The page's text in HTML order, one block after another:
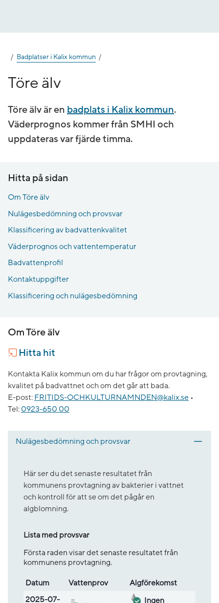
Badplatser i Kalix kommun
Töre älv
Töre älv är en badplats i Kalix kommun.
Väderprognos kommer från SMHI och
uppdateras var fjärde timma.
Hitta på sidan
Om Töre älv
Nulägesbedömning och provsvar
Klassificering av badvattenkvalitet
Väderprognos och vattentemperatur
Badvattenprofil
Kontaktuppgifter
Klassificering och nulägesbedömning
Om Töre älv
Hitta hit
Kontakta Kalix kommun om du har frågor om provtagning,
kvalitet på badvattnet och om det går att bada.
E-post: FRITIDS-OCHKULTURNAMNDEN@kalix.se •
Tel: 0923-650 00
Nulägesbedömning och provsvar
Här ser du det senaste resultatet från
kommunens provtagning av bakterier i vattnet
och kontroll för att se om det pågår en
algblomning.
Lista med provsvar
Första raden visar det senaste resultatet från
kommunens provtagning.
Lista med provsvar
Datum Vatten­prov
Alg­före­komst
2025-07-
Ingen